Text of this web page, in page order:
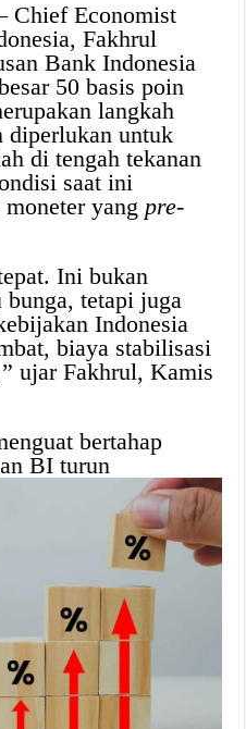
Chief Economist
Fakhrul
Bank Indonesia
50 basis poin
langkah
diperlukan untuk
di tengah tekanan
saat ini
yang pre-
Ini bukan
bunga, tetapi juga
Indonesia
biaya stabilisasi
ujar Fakhrul, Kamis
bertahap
BI turun